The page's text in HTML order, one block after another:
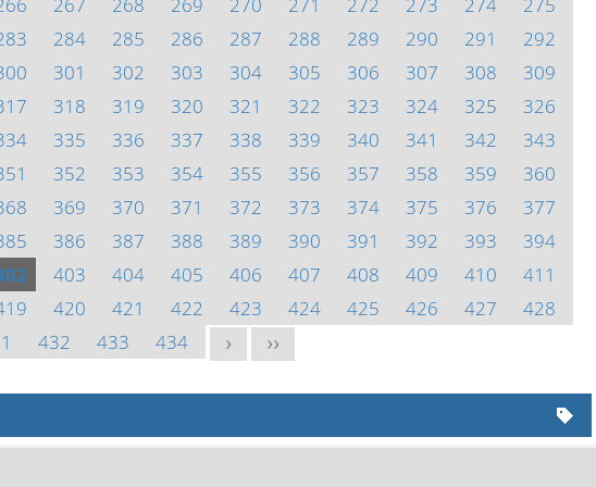
284 285 286 287 288 289 290 291
292
301 302 303 304 305 306 307 308
309
318 319 320 321 322 323 324 325
326
335 336 337 338 339 340 341 342
343
352 353 354 355 356 357 358 359
360
369 370 371 372 373 374 375 376
377
386 387 388 389 390 391 392 393
394
403 404 405 406 407 408 409 410
411
420 421 422 423 424 425 426 427
428
432 433 434 > >>